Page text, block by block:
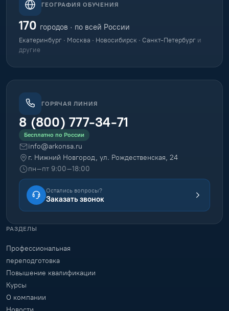
ГЕОГРАФИЯ ОБУЧЕНИЯ
170 городов · по всей России
Екатеринбург · Москва · Новосибирск · Санкт-Петербург и
другие
ГОРЯЧАЯ ЛИНИЯ
8 (800) 777-34-71
Бесплатно по России
info@arkonsa.ru
г. Нижний Новгород, ул. Рождественская, 24
пн–пт 9:00–18:00
Остались вопросы?
Заказать звонок
РАЗДЕЛЫ
Профессиональная
переподготовка
Повышение квалификации
Курсы
О компании